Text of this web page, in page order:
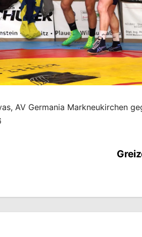
AV Germania Markneukirchen